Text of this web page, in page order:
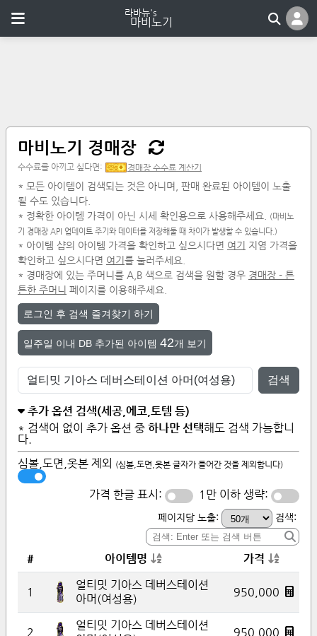
마비노기 경매장
수수료를 아끼고 싶다면: 경매장 수수료 계산기
* 모든 아이템이 검색되는 것은 아니며, 판매 완료된 아이템이 노출
될 수도 있습니다.
* 정확한 아이템 가격이 아닌 시세 확인용으로 사용해주세요.
(마비노
기 경매장 API 업데이트 주기와 데이터를 저장해둘 때 차이가 발생할 수 있습니다.)
* 아이템 샵의 아이템 가격을 확인하고 싶으시다면 여기
지염 가격을
확인하고 싶으시다면 여기 를 눌러주세요.
* 경매장에 있는 주머니를 A,B 색으로 검색을 원할 경우 경매장 - 튼
튼한 주머니 페이지를 이용해주세요.
로그인 후 검색 즐겨찾기 하기
일주일 이내 DB 추가된 아이템 42개 보기
검색
추가 옵션 검색(세공,에코,토템 등)
* 검색어 없이 추가 옵션 중 하나만 선택해도 검색 가능합니
다.
심볼,도면,옷본 제외
(심볼,도면,옷본 글자가 들어간 것을 제외합니다)
가격 한글 표시: 1만 이하 생략:
페이지당 노출: 검색:
# 아이템명 가격
1
얼티밋 기아스 데버스테이션
아머(여성용)
950,000
2
얼티밋 기아스 데버스테이션
950,000